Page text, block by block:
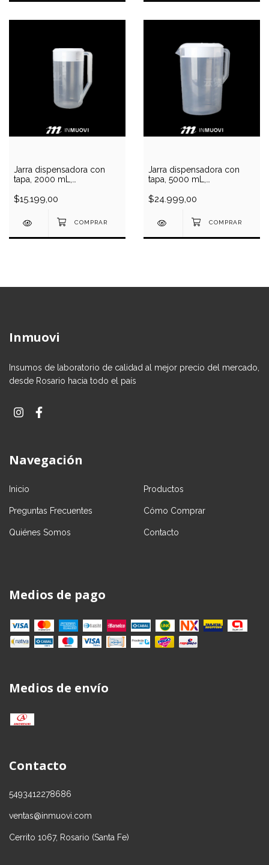
Jarra dispensadora con
tapa, 2000 mL,
$15.199,00
Jarra dispensadora con
tapa, 5000 mL,
$24.999,00
Inmuovi
Insumos de laboratorio de calidad al mejor precio del mercado,
desde Rosario hacia todo el país
Navegación
Inicio Productos
Preguntas Frecuentes Cómo Comprar
Quiénes Somos Contacto
Medios de pago
Medios de envío
Contacto
5493412278686
ventas@inmuovi.com
Cerrito 1067, Rosario (Santa Fe)